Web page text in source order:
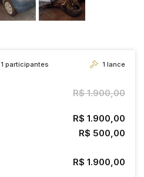
1participantes 1 lance
R$ 1.900,00
R$ 1.900,00
R$ 500,00
R$ 1.900,00